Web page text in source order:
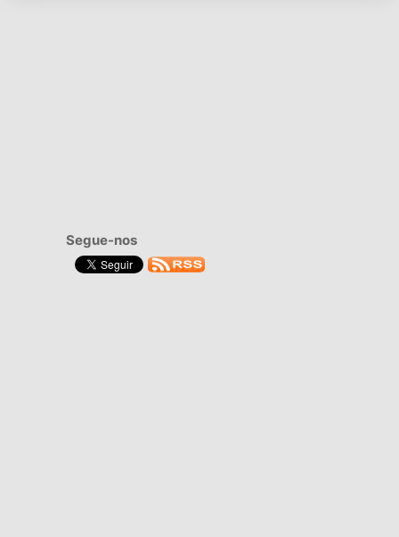
Segue-nos